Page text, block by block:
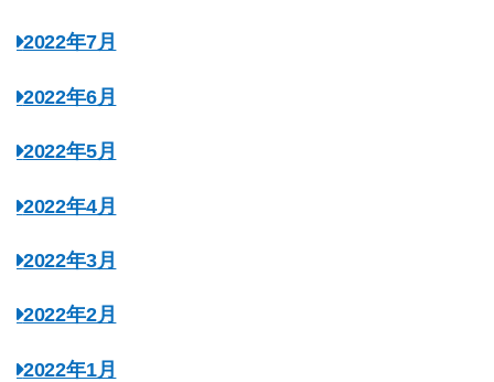
2022年7月
2022年6月
2022年5月
2022年4月
2022年3月
2022年2月
2022年1月